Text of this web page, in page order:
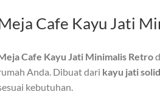
Cafe Kayu Jati
Cafe Kayu Jati Minimalis Retro
Anda. Dibuat dari kayu jati
kebutuhan.